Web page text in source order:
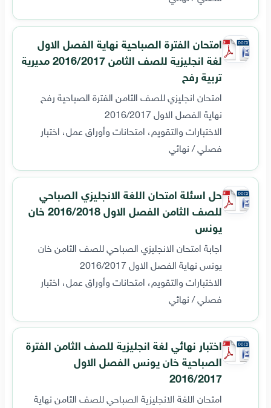
امتحان الفترة الصباحية نهاية الفصل الاول
لغة انجليزية للصف الثامن 2016/2017 مديرية
تربية رفح
امتحان انجليزي للصف الثامن الفترة الصباحية رفح
نهاية الفصل الاول 2016/2017
الاختبارات والتقويم، امتحانات وأوراق عمل، اختبار
فصلي / نهائي
حل اسئلة امتحان اللغة الانجليزي الصباحي
للصف الثامن الفصل الاول 2016/2018 خان
يونس
اجابة امتحان الانجليزي الصباحي للصف الثامن خان
يونس نهاية الفصل الاول 2016/2017
الاختبارات والتقويم، امتحانات وأوراق عمل، اختبار
فصلي / نهائي
اختبار نهائي لغة انجليزية للصف الثامن الفترة
الصباحية خان يونس الفصل الاول
2016/2017
امتحان اللغة الانجليزية الصباحي للصف الثامن نهاية